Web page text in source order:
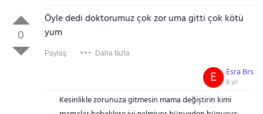
0
Öyle dedi doktorumuz çok zor uma gitti çok kötü
yum
Paylaş: Daha fazla
Esra Brs
8 yıl
E
Kesinlikle zorunuza gitmesin mama değiştirin kimi